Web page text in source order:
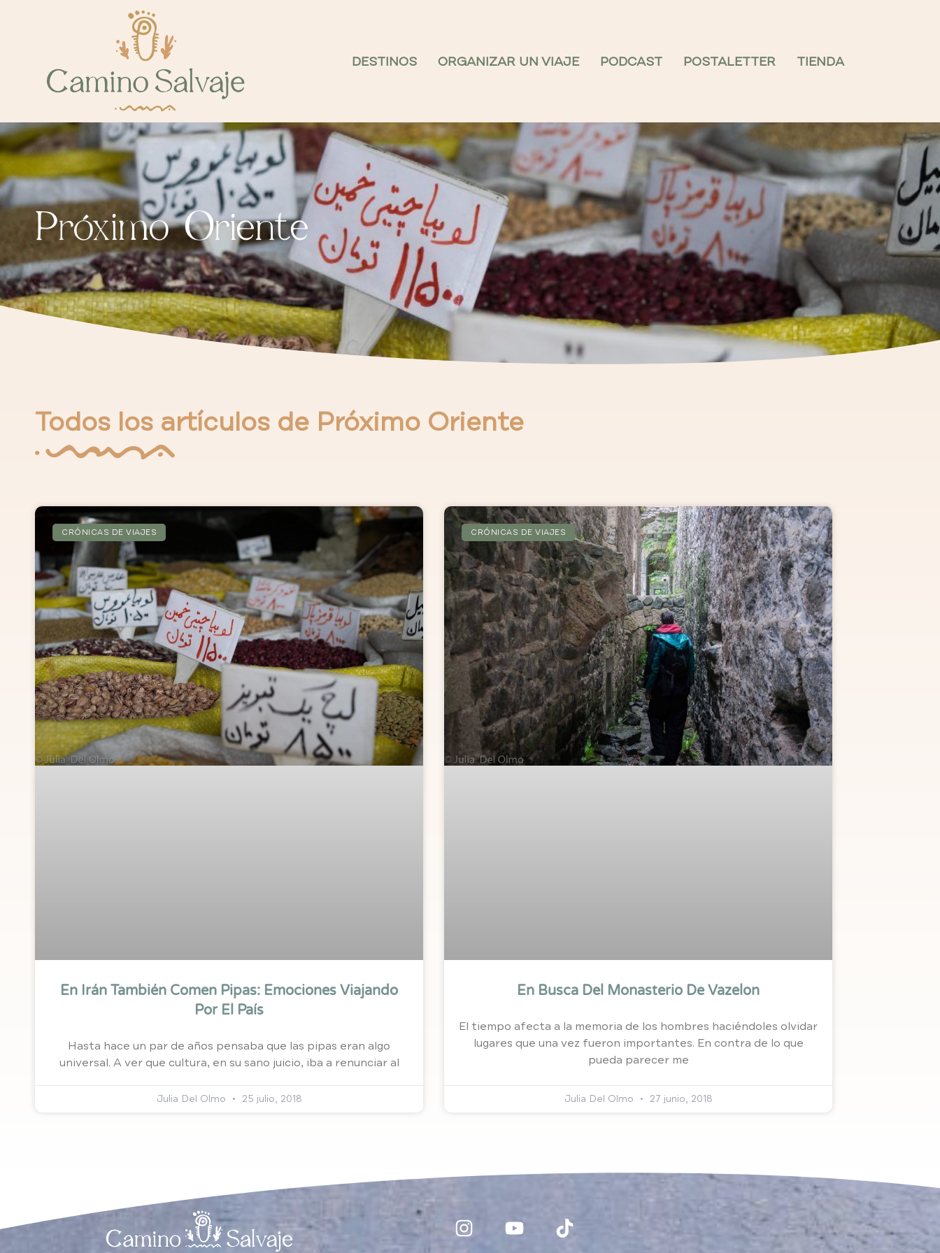
DESTINOS ORGANIZAR UN VIAJE PODCAST POSTALETTER TIENDA
Próximo Oriente
Todos los artículos de Próximo Oriente
CRÓNICAS DE VIAJES
En Irán También Comen Pipas: Emociones Viajando
Por El País
Hasta hace un par de años pensaba que las pipas eran algo
universal. A ver que cultura, en su sano juicio, iba a renunciar al
Julia Del Olmo 25 julio, 2018
CRÓNICAS DE VIAJES
En Busca Del Monasterio De Vazelon
El tiempo afecta a la memoria de los hombres haciéndoles olvidar
lugares que una vez fueron importantes. En contra de lo que
pueda parecer me
Julia Del Olmo 27 junio, 2018